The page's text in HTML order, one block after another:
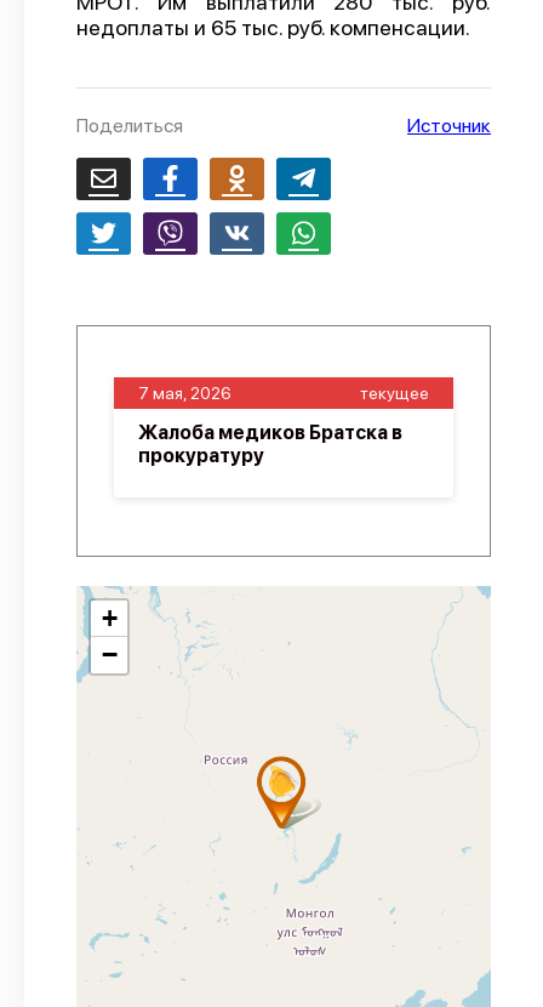
недоплаты и 65 тыс. руб. компенсации.
Поделиться Источник
7 мая, 2026 текущее
Жалоба медиков Братска в
прокуратуру
+
−